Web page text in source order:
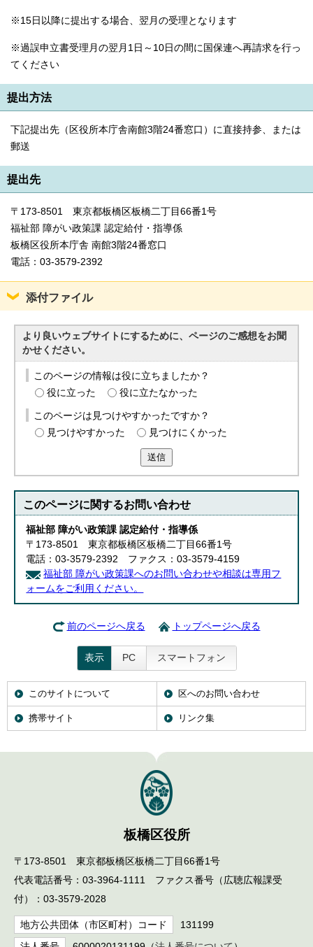
English
简体中文
※15日以降に提出する場合、翌月の受理となります
※過誤申立書受理月の翌月1日～10日の間に国保連へ再請求を行っ
てください
提出方法
下記提出先（区役所本庁舎南館3階24番窓口）に直接持参、または
郵送
提出先
〒173-8501 東京都板橋区板橋二丁目66番1号
福祉部 障がい政策課 認定給付・指導係
板橋区役所本庁舎 南館3階24番窓口
電話：03-3579-2392
添付ファイル
より良いウェブサイトにするために、ページのご感想をお聞
かせください。
このページの情報は役に立ちましたか？
役に立った
役に立たなかった
このページは見つけやすかったですか？
見つけやすかった
見つけにくかった
送信
このページに関するお問い合わせ
福祉部 障がい政策課 認定給付・指導係
〒173-8501 東京都板橋区板橋二丁目66番1号
電話：03-3579-2392 ファクス：03-3579-4159
福祉部 障がい政策課へのお問い合わせや相談は専用フ
ォームをご利用ください。
前のページへ戻る トップページへ戻る
表示 PC スマートフォン
このサイトについて 区へのお問い合わせ
携帯サイト リンク集
板橋区役所
〒173-8501 東京都板橋区板橋二丁目66番1号
代表電話番号：03-3964-1111 ファクス番号（広聴広報課受
付）：03-3579-2028
地方公共団体（市区町村）コード 131199